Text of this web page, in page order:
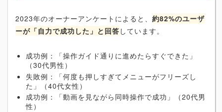
2023年のオーナーアンケートによると、 約82%のユーザ
ーが「自力で成功した」と回答 しています。
成功例：「操作ガイド通りに進めたらすぐできた」
（30代男性）
失敗例：「何度も押しすぎてメニューがフリーズし
た」（40代女性）
成功例：「動画を見ながら同時操作で成功」（20代男
性）